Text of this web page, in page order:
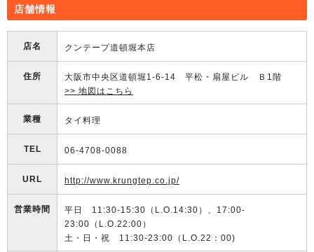
店舗情報
店名 クンテープ道頓堀本店
住所
大阪市中央区道頓堀1-6-14 平松・扇屋ビル Ｂ1階
>> 地図はこちら
業種 タイ料理
TEL 06-4708-0088
URL http://www.krungtep.co.jp/
営業時間
平日 11:30-15:30（L.O.14:30）、17:00-
23:00（L.O.22:00）
土・日・祝 11:30-23:00（L.O.22：00)